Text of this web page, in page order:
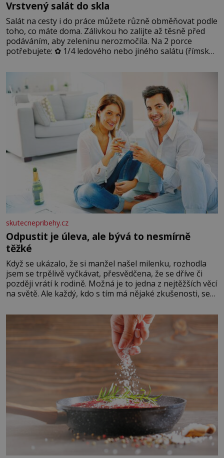
Vrstvený salát do skla
Salát na cesty i do práce můžete různě obměňovat podle
toho, co máte doma. Zálivkou ho zalijte až těsně před
podáváním, aby zeleninu nerozmočila. Na 2 porce
potřebujete: ✿ 1/4 ledového nebo jiného salátu (římský
okurky ✿ 2 rajčata Zálivka: ✿ 4 lžíce olivového oleje ✿ 1
lžíci citronové šťávy ✿ ½ stroužku
skutecnepribehy.cz
Odpustit je úleva, ale bývá to nesmírně
těžké
Když se ukázalo, že si manžel našel milenku, rozhodla
jsem se trpělivě vyčkávat, přesvědčena, že se dříve či
později vrátí k rodině. Možná je to jedna z nejtěžších věcí
na světě. Ale každý, kdo s tím má nějaké zkušenosti, se
Když se ke mně doneslo, že si manžel pořídil milenku,